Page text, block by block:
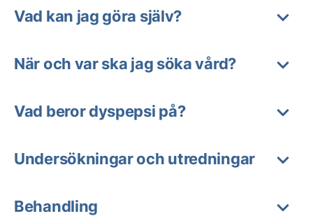
Vad kan jag göra själv?
När och var ska jag söka vård?
Vad beror dyspepsi på?
Undersökningar och utredningar
Behandling